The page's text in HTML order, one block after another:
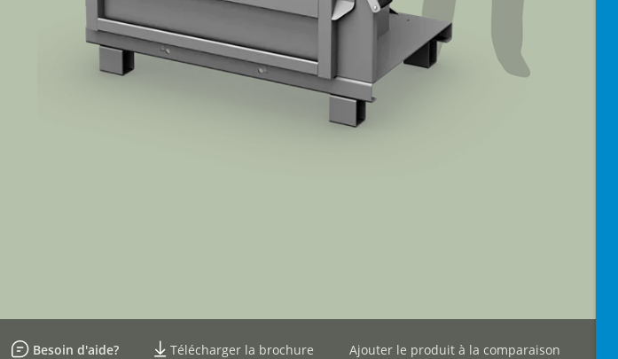
Besoin d'aide? Télécharger la brochure Ajouter le produit à la comparaison